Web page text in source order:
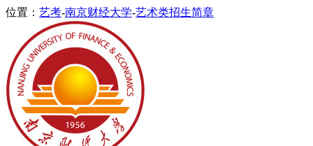
位置： 艺考-南京财经大学-艺术类招生简章